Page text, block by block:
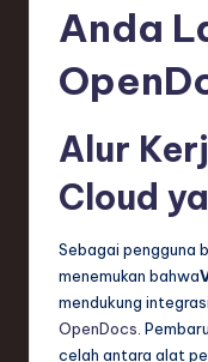
Anda
Alur
Cloud
Sebagai pengguna
menemukan bahwa
mendukung
OpenDocs .
celah antara alat